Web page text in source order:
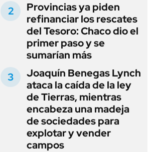
Provincias ya piden
refinanciar los rescates
del Tesoro: Chaco dio el
primer paso y se
sumarían más
Joaquín Benegas Lynch
ataca la caída de la ley
de Tierras, mientras
encabeza una madeja
de sociedades para
explotar y vender
campos